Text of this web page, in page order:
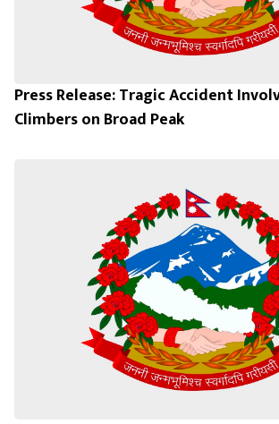
Press Release: Tragic Accident
Climbers on Broad Peak